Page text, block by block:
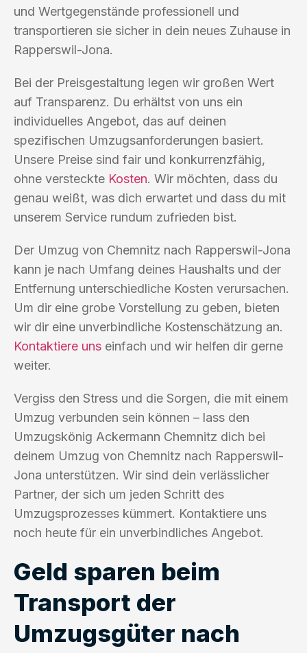
und Wertgegenstände professionell und
transportieren sie sicher in dein neues Zuhause in
Rapperswil-Jona.
Bei der Preisgestaltung legen wir großen Wert
auf Transparenz. Du erhältst von uns ein
individuelles Angebot, das auf deinen
spezifischen Umzugsanforderungen basiert.
Unsere Preise sind fair und konkurrenzfähig,
ohne versteckte Kosten. Wir möchten, dass du
genau weißt, was dich erwartet und dass du mit
unserem Service rundum zufrieden bist.
Der Umzug von Chemnitz nach Rapperswil-Jona
kann je nach Umfang deines Haushalts und der
Entfernung unterschiedliche Kosten verursachen.
Um dir eine grobe Vorstellung zu geben, bieten
wir dir eine unverbindliche Kostenschätzung an.
Kontaktiere uns einfach und wir helfen dir gerne
weiter.
Vergiss den Stress und die Sorgen, die mit einem
Umzug verbunden sein können – lass den
Umzugskönig Ackermann Chemnitz dich bei
deinem Umzug von Chemnitz nach Rapperswil-
Jona unterstützen. Wir sind dein verlässlicher
Partner, der sich um jeden Schritt des
Umzugsprozesses kümmert. Kontaktiere uns
noch heute für ein unverbindliches Angebot.
Geld sparen beim
Transport der
Umzugsgüter nach